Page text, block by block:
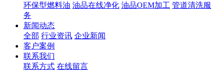
环保型燃料油 油品在线净化 油品OEM加工 管道清洗服
务
新闻动态
全部 行业资讯 企业新闻
客户案例
联系我们
联系方式 在线留言